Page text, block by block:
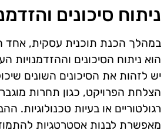
ניתוח סיכונים
במהלך הכנת תוכנית עסקית, אחד
הוא ניתוח הסיכונים וההזדמנויות
יש לזהות את הסיכונים השונים
הצלחת הפרויקט, כגון תחרות
רגולטוריים או בעיות טכנולוגיות.
מאפשרת לבנות אסטרטגיות